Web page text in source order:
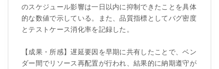
のスケジュール影響は一日以内に抑制できたことを具体
的な数値で示している。また、品質指標としてバグ密度
とテストケース消化率を記録した。
【成果・所感】遅延要因を早期に共有したことで、ベン
ダー間でリソース再配置が行われ、結果的に納期遵守が